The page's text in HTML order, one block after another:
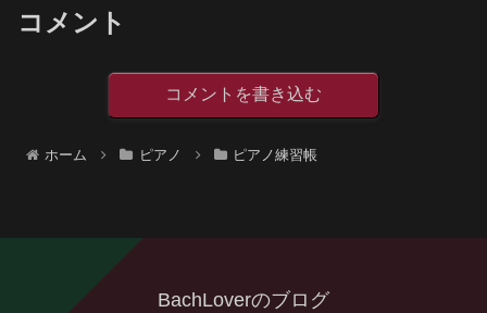
コメント
コメントを書き込む
ホーム ピアノ ピアノ練習帳
BachLoverのブログ